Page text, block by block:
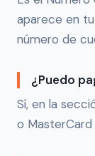
aparece en
número de
¿Puedo
Sí, en la
o MasterCard